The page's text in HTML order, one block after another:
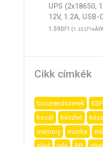
UPS (2x18650,
12V, 1.2A, USB-
1.590Ft (1.252Ft
Cikk címkék
buszrendszerek
kosár
készlet
memory
munka